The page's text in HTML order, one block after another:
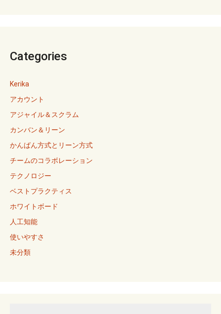
Categories
Kerika
アカウント
アジャイル＆スクラム
カンバン＆リーン
かんばん方式とリーン方式
チームのコラボレーション
テクノロジー
ベストプラクティス
ホワイトボード
人工知能
使いやすさ
未分類